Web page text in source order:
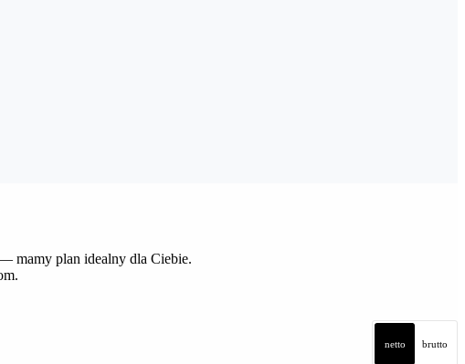
mamy plan idealny dla Ciebie.
netto brutto